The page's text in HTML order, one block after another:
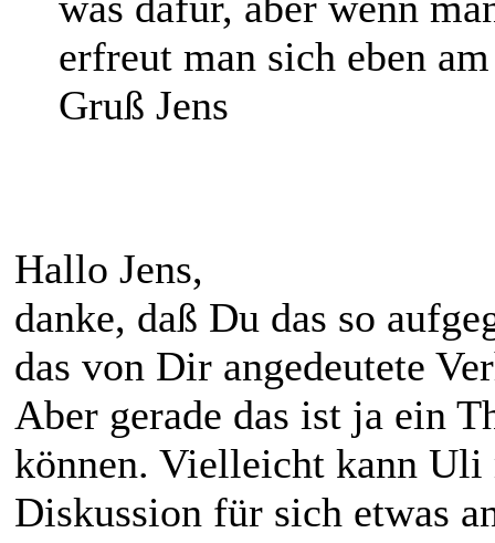
erfreut man sich eben
Gruß Jens
Hallo Jens,
danke, daß Du das so
das von Dir angedeutete
Aber gerade das ist ja ein
können. Vielleicht kann Uli
Diskussion für sich etwas